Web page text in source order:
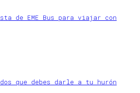
de EME Bus para viajar con
que debes darle a tu hurón